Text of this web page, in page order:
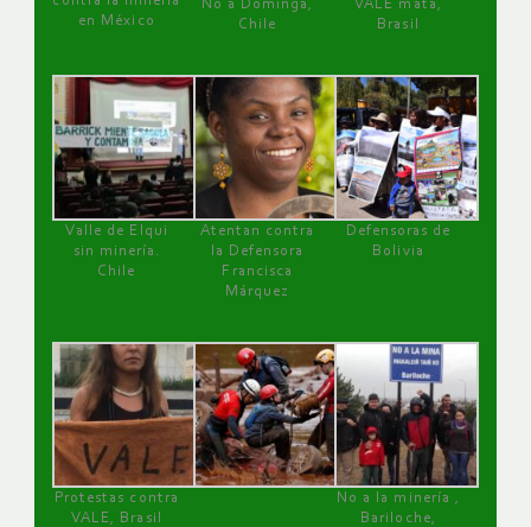
en México
No a Dominga,
Chile
VALE mata,
Brasil
Valle de Elqui
sin minería.
Chile
Atentan contra
la Defensora
Francisca
Márquez
Defensoras de
Bolivia
Protestas contra
VALE, Brasil
No a la minería ,
Bariloche,